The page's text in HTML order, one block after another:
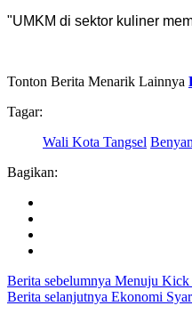
"UMKM di sektor kuliner
Tonton Berita Menarik Lainnya
Tagar:
Wali Kota Tangsel
Bagikan:
Berita sebelumnya Menuju Kick
Berita selanjutnya Ekonomi